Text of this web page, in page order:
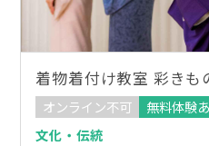
着物着付け教室 彩きも
オンライン不可
無料体験
文化・伝統